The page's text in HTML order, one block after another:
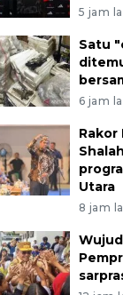
5 jam
Satu
6 jam
Rakor
Utara
8 jam